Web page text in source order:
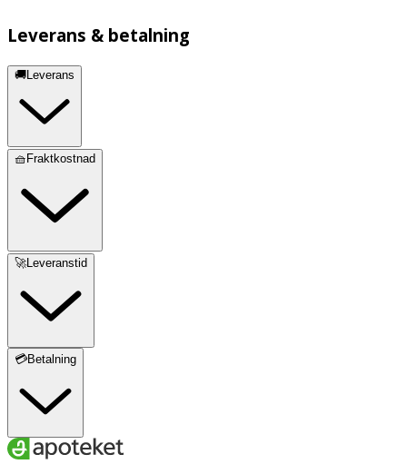
Leverans & betalning
🚚Leverans
🧺Fraktkostnad
🚀Leveranstid
💳Betalning